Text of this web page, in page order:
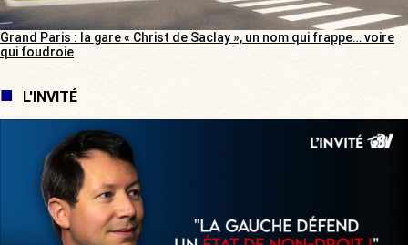
Grand Paris : la gare « Christ de Saclay », un nom qui frappe… voire
qui foudroie
L'INVITÉ